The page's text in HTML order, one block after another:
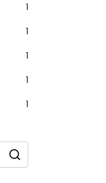
1
1
1
1
1
Szukaj